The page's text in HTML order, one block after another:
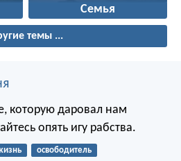
Семья
темы ...
которую даровал нам
опять игу рабства.
освободитель